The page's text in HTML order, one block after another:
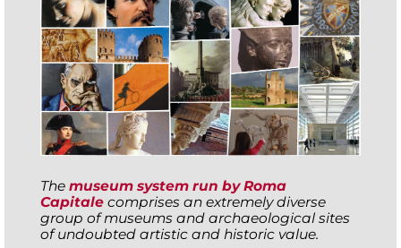
The museum system run by Roma
Capitale comprises an extremely diverse
group of museums and archaeological sites
of undoubted artistic and historic value.